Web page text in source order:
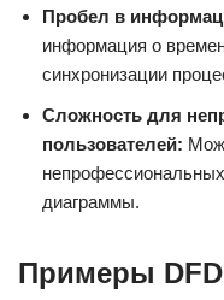
Пробел в
информация о
синхронизации
Сложность для
пользователей:
диаграммы.
Примеры